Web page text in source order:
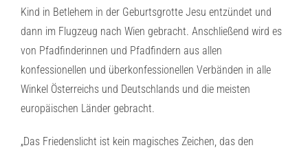
Kind in Betlehem in der Geburtsgrotte Jesu entzündet und
dann im Flugzeug nach Wien gebracht. Anschließend wird es
von Pfadfinderinnen und Pfadfindern aus allen
konfessionellen und überkonfessionellen Verbänden in alle
Winkel Österreichs und Deutschlands und die meisten
europäischen Länder gebracht.
„Das Friedenslicht ist kein magisches Zeichen, das den